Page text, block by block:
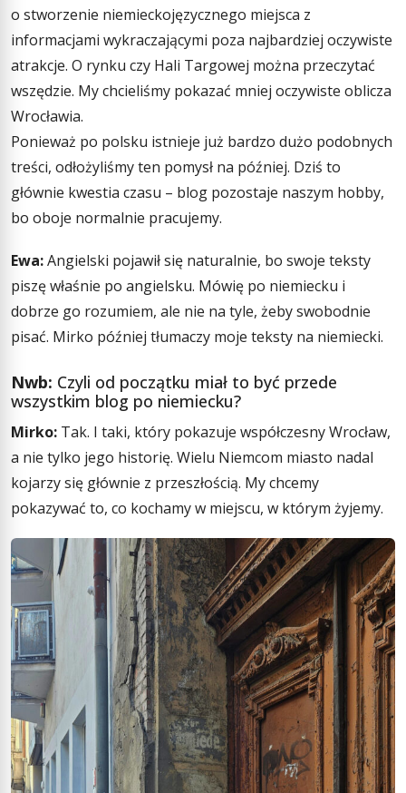
o stworzenie niemieckojęzycznego miejsca z
informacjami wykraczającymi poza najbardziej oczywiste
atrakcje. O rynku czy Hali Targowej można przeczytać
wszędzie. My chcieliśmy pokazać mniej oczywiste oblicza
Wrocławia.
Ponieważ po polsku istnieje już bardzo dużo podobnych
treści, odłożyliśmy ten pomysł na później. Dziś to
głównie kwestia czasu – blog pozostaje naszym hobby,
bo oboje normalnie pracujemy.
Ewa:Angielski pojawił się naturalnie, bo swoje teksty
piszę właśnie po angielsku. Mówię po niemiecku i
dobrze go rozumiem, ale nie na tyle, żeby swobodnie
pisać. Mirko później tłumaczy moje teksty na niemiecki.
Nwb: Czyli od początku miał to być przede
wszystkim blog po niemiecku?
Mirko: Tak. I taki, który pokazuje współczesny Wrocław,
a nie tylko jego historię. Wielu Niemcom miasto nadal
kojarzy się głównie z przeszłością. My chcemy
pokazywać to, co kochamy w miejscu, w którym żyjemy.